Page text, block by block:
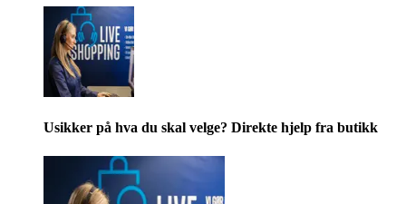
Usikker på hva du skal velge? Direkte hjelp fra butikk